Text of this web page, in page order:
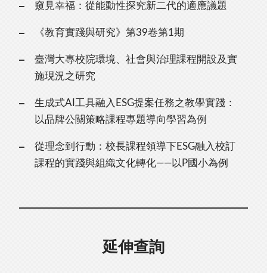
窺見幸福：從能動性探究新二代的適應議題
《教育實踐與研究》第39卷第1期
臺灣大專校院環境、社會與治理課程開設及實
施現況之研究
生成式AI工具融入ESG提案任務之教學實踐：
以品牌公關策略課程專題導向學習為例
從理念到行動：校長課程領導下ESG融入校訂
課程的實踐與組織文化轉化——以P國小為例
延伸查詢